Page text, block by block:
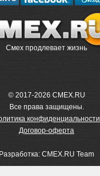
Смех продлевает жизнь
© 2017-2026 CMEX.RU
Все права защищены.
конфиденциальности
Договор-оферта
Разработка: CMEX.RU Team